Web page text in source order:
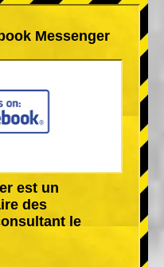
Messenger
est un
des
le